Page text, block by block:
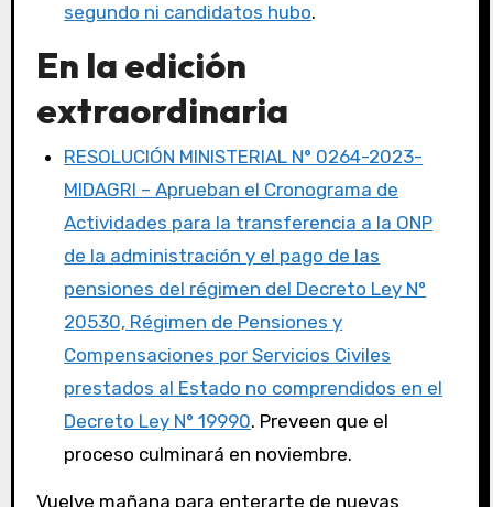
segundo ni candidatos hubo.
En la edición
extraordinaria
RESOLUCIÓN MINISTERIAL N° 0264-2023-
MIDAGRI – Aprueban el Cronograma de
Actividades para la transferencia a la ONP
de la administración y el pago de las
pensiones del régimen del Decreto Ley N°
20530, Régimen de Pensiones y
Compensaciones por Servicios Civiles
prestados al Estado no comprendidos en el
Decreto Ley N° 19990. Preveen que el
proceso culminará en noviembre.
Vuelve mañana para enterarte de nuevas